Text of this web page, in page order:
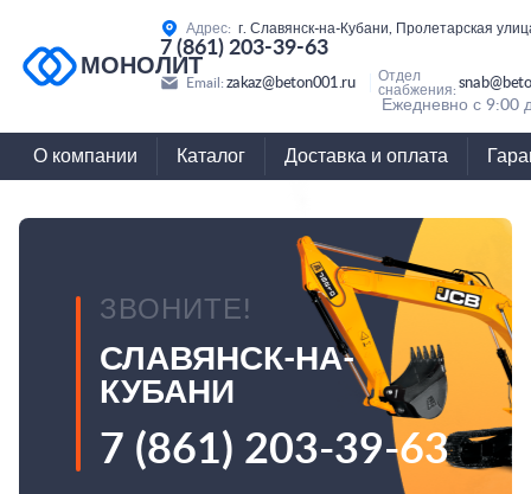
МОНОЛИТ
Адрес: г. Славянск-на-Кубани, Пролетарская
7 (861) 203-39-63
Email: zakaz@beton001.ru
Отдел
снабжения:
Ежедневно с 9:00
О компании Каталог Доставка и оплата
ЗВОНИТЕ!
СЛАВЯНСК-НА-
КУБАНИ
7 (861) 203-39-63